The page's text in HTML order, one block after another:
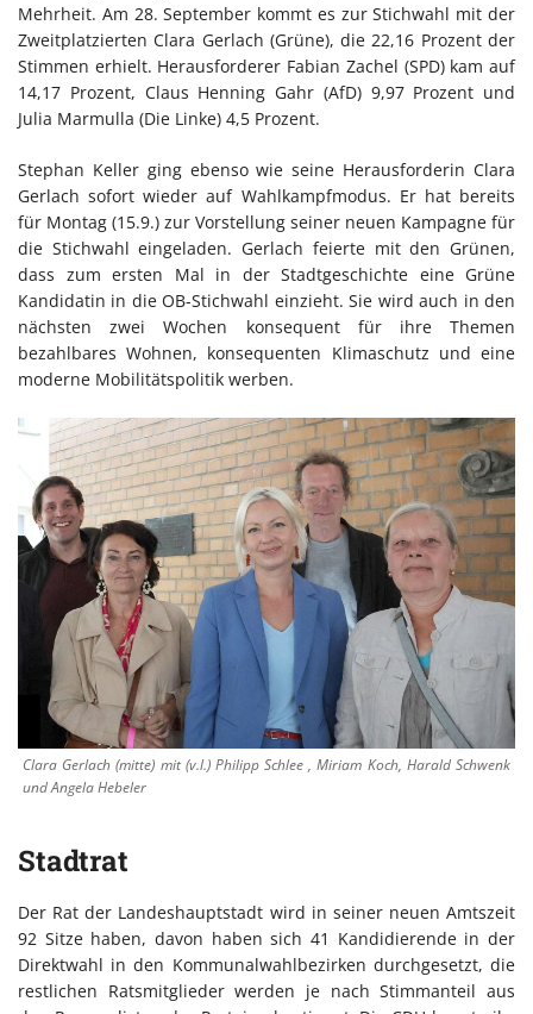
Mehrheit. Am 28. September kommt es zur Stichwahl mit der
Zweitplatzierten Clara Gerlach (Grüne), die 22,16 Prozent der
Stimmen erhielt. Herausforderer Fabian Zachel (SPD) kam auf
14,17 Prozent, Claus Henning Gahr (AfD) 9,97 Prozent und
Julia Marmulla (Die Linke) 4,5 Prozent.
Stephan Keller ging ebenso wie seine Herausforderin Clara
Gerlach sofort wieder auf Wahlkampfmodus. Er hat bereits
für Montag (15.9.) zur Vorstellung seiner neuen Kampagne für
die Stichwahl eingeladen. Gerlach feierte mit den Grünen,
dass zum ersten Mal in der Stadtgeschichte eine Grüne
Kandidatin in die OB-Stichwahl einzieht. Sie wird auch in den
nächsten zwei Wochen konsequent für ihre Themen
bezahlbares Wohnen, konsequenten Klimaschutz und eine
moderne Mobilitätspolitik werben.
Clara Gerlach (mitte) mit (v.l.) Philipp Schlee , Miriam Koch, Harald Schwenk
und Angela Hebeler
Stadtrat
Der Rat der Landeshauptstadt wird in seiner neuen Amtszeit
92 Sitze haben, davon haben sich 41 Kandidierende in der
Direktwahl in den Kommunalwahlbezirken durchgesetzt, die
restlichen Ratsmitglieder werden je nach Stimmanteil aus